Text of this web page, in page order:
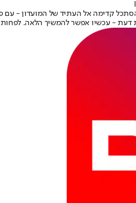
הלאה. לפחות עד ה-24.1.26, אז לוקה ישוב בפעם השנייה